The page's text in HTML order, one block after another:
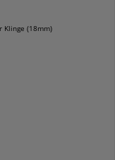
Klinge (18mm)